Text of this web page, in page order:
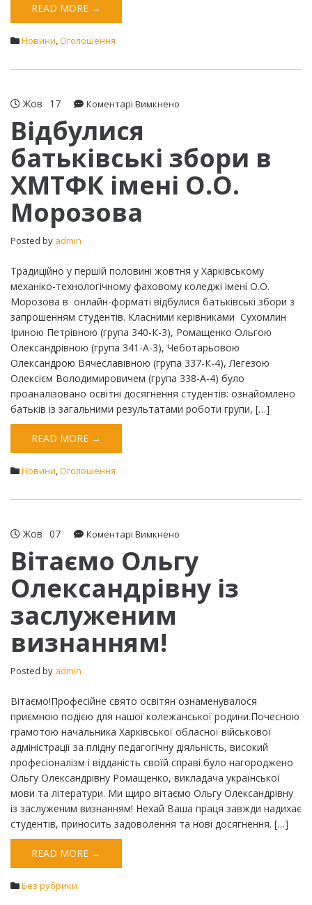
READ MORE →
Новини,Оголошення
Жов 17 Коментарі Вимкнено
збори
в
ХМТФК
імені
Відбулися
батьківські збори в
ХМТФК імені О.О.
Морозова
Posted by admin
Традиційно у першій половині жовтня у Харківському
механіко-технологічному фаховому коледжі імені О.О.
Морозова в онлайн-форматі відбулися батьківські збори з
запрошенням студентів. Класними керівниками Сухомлин
Іриною Петрівною (група 340-К-3), Ромащенко Ольгою
Олександрівною (група 341-А-3), Чеботарьовою
Олександрою Вячеславівною (група 337-К-4), Легезою
Олексієм Володимировичем (група 338-А-4) було
проаналізовано освітні досягнення студентів: ознайомлено
батьків із загальними результатами роботи групи, […]
READ MORE →
Новини,Оголошення
Жов 07 Коментарі Вимкнено
Ольгу
Олександрівну
заслуженим
Вітаємо Ольгу
Олександрівну із
заслуженим
визнанням!
Posted by admin
Вітаємо!Професійне свято освітян ознаменувалося
приємною подією для нашої колежанської родини.Почесною
грамотою начальника Харківської обласної військової
адміністрації за плідну педагогічну діяльність, високий
професіоналізм і відданість своїй справі було нагороджено
Ольгу Олександрівну Ромащенко, викладача української
мови та літератури. Ми щиро вітаємо Ольгу Олександрівну
із заслуженим визнанням! Нехай Ваша праця завжди надихає
студентів, приносить задоволення та нові досягнення. […]
READ MORE →
Без рубрики